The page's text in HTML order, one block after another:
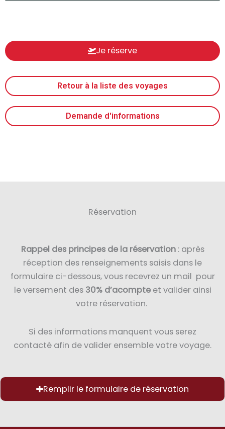
Je réserve
Retour à la liste des voyages
Demande d'informations
Réservation
Rappel des principes de la réservation: après
réception des renseignements saisis dans le
formulaire ci-dessous, vous recevrez un mail pour
le versement des 30% d’acompteet valider ainsi
votre réservation.
Si des informations manquent vous serez
contacté afin de valider ensemble votre voyage.
Remplir le formulaire de réservation